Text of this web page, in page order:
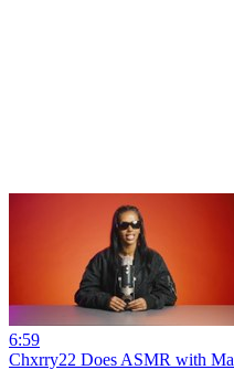
6:59
Chxrry22 Does ASMR with